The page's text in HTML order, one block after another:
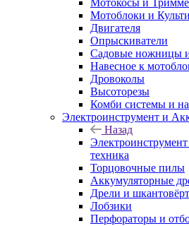
Мотокосы и
Мотоблоки и
Двигателя
Опрыскиватели
Садовые ножницы
Навесное к
Дровоколы
Высоторезы
Комби системы и
Электроинструмент и
Назад
техника
Торцовочные пилы
Аккумуляторные
Дрели и
Лобзики
Перфораторы и